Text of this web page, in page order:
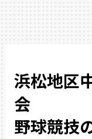
浜松地区
会
野球競技